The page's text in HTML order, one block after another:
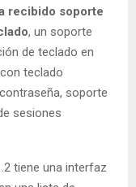
recibido soporte
, un soporte
de teclado en
teclado
soporte
sesiones
tiene una interfaz